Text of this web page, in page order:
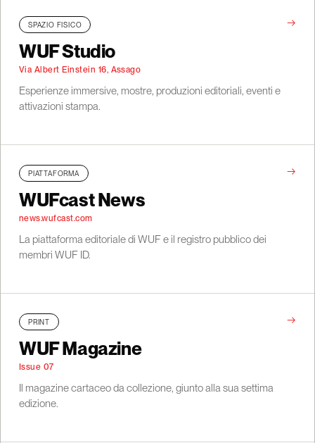
SPAZIO FISICO →
WUF Studio
Via Albert Einstein 16, Assago
Esperienze immersive, mostre, produzioni editoriali, eventi e
attivazioni stampa.
PIATTAFORMA →
WUFcast News
news.wufcast.com
La piattaforma editoriale di WUF e il registro pubblico dei
membri WUF ID.
PRINT →
WUF Magazine
Issue 07
Il magazine cartaceo da collezione, giunto alla sua settima
edizione.